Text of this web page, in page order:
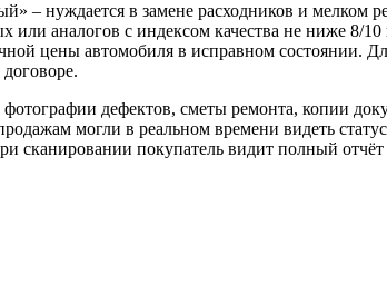
– нуждается в замене расходников и мелком
или аналогов с индексом качества не ниже 8/
цены автомобиля в исправном состоянии.
дефектов, сметы ремонта, копии
могли в реальном времени видеть
сканировании покупатель видит полный отчёт